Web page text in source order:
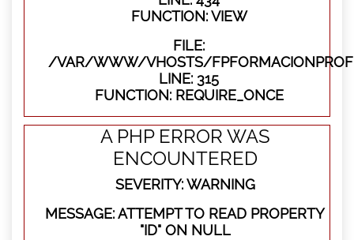
FUNCTION: VIEW
FILE:
/VAR/WWW/VHOSTS/
LINE: 315
FUNCTION: REQUIRE_ONCE
A PHP ERROR WAS
ENCOUNTERED
SEVERITY: WARNING
MESSAGE: ATTEMPT TO READ PROPERTY
"ID" ON NULL